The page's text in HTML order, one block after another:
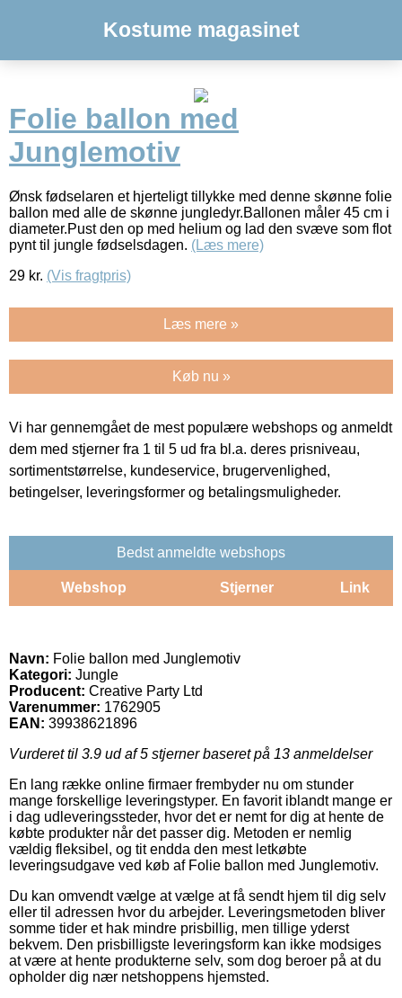
Kostume magasinet
Folie ballon med
Junglemotiv
Ønsk fødselaren et hjerteligt tillykke med denne skønne folie
ballon med alle de skønne jungledyr.Ballonen måler 45 cm i
diameter.Pust den op med helium og lad den svæve som flot
pynt til jungle fødselsdagen. (Læs mere)
29 kr. (Vis fragtpris)
Læs mere »
Køb nu »
Vi har gennemgået de mest populære webshops og anmeldt
dem med stjerner fra 1 til 5 ud fra bl.a. deres prisniveau,
sortimentstørrelse, kundeservice, brugervenlighed,
betingelser, leveringsformer og betalingsmuligheder.
Bedst anmeldte webshops
Webshop Stjerner Link
Navn: Folie ballon med Junglemotiv
Kategori: Jungle
Producent: Creative Party Ltd
Varenummer: 1762905
EAN: 39938621896
Vurderet til 3.9 ud af 5 stjerner baseret på 13 anmeldelser
En lang række online firmaer frembyder nu om stunder
mange forskellige leveringstyper. En favorit iblandt mange er
i dag udleveringssteder, hvor det er nemt for dig at hente de
købte produkter når det passer dig. Metoden er nemlig
vældig fleksibel, og tit endda den mest letkøbte
leveringsudgave ved køb af Folie ballon med Junglemotiv.
Du kan omvendt vælge at vælge at få sendt hjem til dig selv
eller til adressen hvor du arbejder. Leveringsmetoden bliver
somme tider et hak mindre prisbillig, men tillige yderst
bekvem. Den prisbilligste leveringsform kan ikke modsiges
at være at hente produkterne selv, som dog beroer på at du
opholder dig nær netshoppens hjemsted.